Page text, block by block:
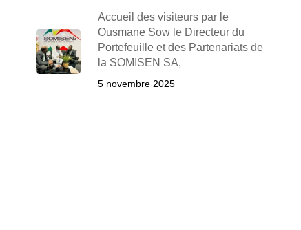
Accueil des visiteurs par le
Ousmane Sow le Directeur du
Portefeuille et des Partenariats de
la SOMISEN SA,
5 novembre 2025